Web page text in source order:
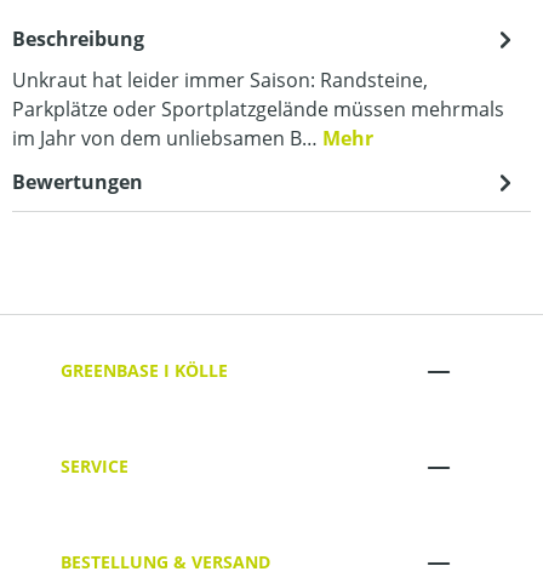
Beschreibung
Unkraut hat leider immer Saison: Randsteine,
Parkplätze oder Sportplatzgelände müssen mehrmals
im Jahr von dem unliebsamen B… Mehr
Bewertungen
GREENBASE I KÖLLE
SERVICE
BESTELLUNG & VERSAND